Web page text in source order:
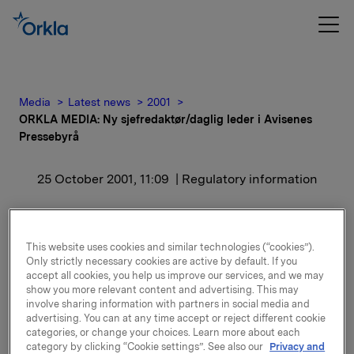
Media Latest news
2001
ORKLA MEDIA: Ny sjefredaktør/daglig leder i Avisenes
Pressebyrå
25 October 2001, 11:09 | Regulatory information
ORKLA MEDIA: Ny
sjefredaktør/daglig leder i
Avisenes Pressebyrå
Svein-Erik Hole har økonomisk utdannelse fra
Bedriftsøkonomisk Institutt, litteraturvitenskap fra
This website uses cookies and similar technologies (“cookies”).
Only strictly necessary cookies are active by default. If you
accept all cookies, you help us improve our services, and we may
show you more relevant content and advertising. This may
involve sharing information with partners in social media and
advertising. You can at any time accept or reject different cookie
categories, or change your choices. Learn more about each
category by clicking “Cookie settings”. See also our Privacy and